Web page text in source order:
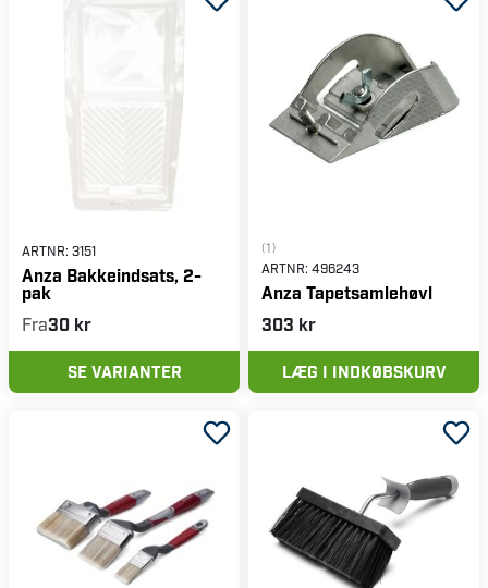
ARTNR: 3151
Anza Bakkeindsats, 2-
pak
Fra30 kr
SE VARIANTER
(1)
ARTNR: 496243
Anza Tapetsamlehøvl
303 kr
LÆG I INDKØBSKURV